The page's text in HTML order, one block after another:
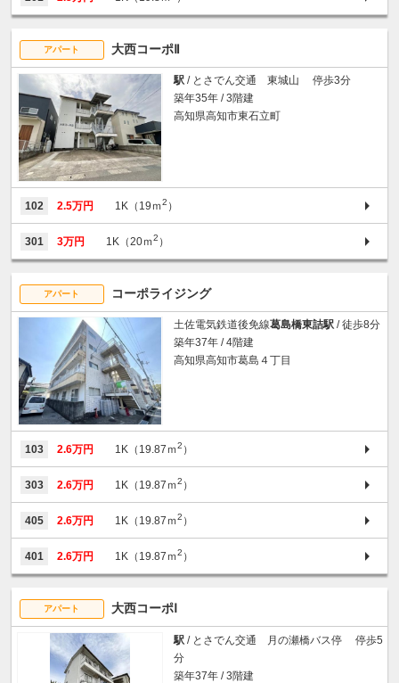
アパート 大西コーポⅡ
駅 / とさでん交通 東城山 停歩3分
築年35年 / 3階建
高知県高知市東石立町
102 2.5万円 1K（19ｍ2 ）
301 3万円 1K（20ｍ2 ）
アパート コーポライジング
土佐電気鉄道後免線葛島橋東詰駅 / 徒歩8分
築年37年 / 4階建
高知県高知市葛島４丁目
103 2.6万円 1K（19.87ｍ2 ）
303 2.6万円 1K（19.87ｍ2 ）
405 2.6万円 1K（19.87ｍ2 ）
401 2.6万円 1K（19.87ｍ2 ）
アパート 大西コーポⅠ
駅 / とさでん交通 月の瀬橋バス停 停歩5
分
築年37年 / 3階建